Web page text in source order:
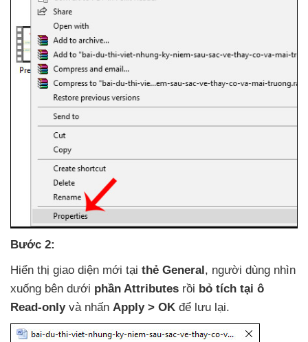
Bước 2:
Hiển thị giao diện mới tại thẻ General, người dùng nhìn
xuống bên dưới phần Attributes rồi bỏ tích tại ô
Read-only và nhấn Apply > OK để lưu lại.